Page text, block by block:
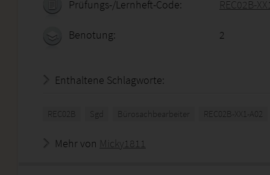
Prüfungs-/Lernheft-Code: REC02B-
Benotung: 2
Enthaltene Schlagworte:
REC02B Sgd Bürosachbearbeiter REC02B-XX1-A02
Mehr von Micky1811